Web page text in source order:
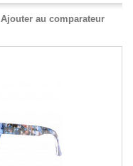
Ajouter au comparateur